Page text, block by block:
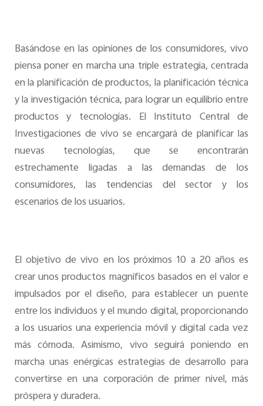
Basándose en las opiniones de los consumidores, vivo
piensa poner en marcha una triple estrategia, centrada
en la planificación de productos, la planificación técnica
y la investigación técnica, para lograr un equilibrio entre
productos y tecnologías. El Instituto Central de
Investigaciones de vivo se encargará de planificar las
nuevas tecnologías, que se encontrarán
estrechamente ligadas a las demandas de los
consumidores, las tendencias del sector y los
escenarios de los usuarios.
El objetivo de vivo en los próximos 10 a 20 años es
crear unos productos magníficos basados en el valor e
impulsados por el diseño, para establecer un puente
entre los individuos y el mundo digital, proporcionando
a los usuarios una experiencia móvil y digital cada vez
más cómoda. Asimismo, vivo seguirá poniendo en
marcha unas enérgicas estrategias de desarrollo para
convertirse en una corporación de primer nivel, más
próspera y duradera.